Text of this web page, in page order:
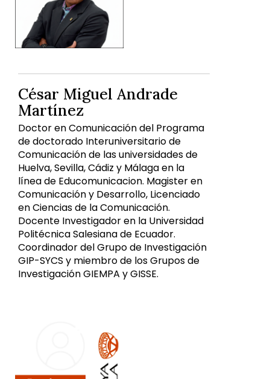
César Miguel Andrade
Martínez
Doctor en Comunicación del Programa
de doctorado Interuniversitario de
Comunicación de las universidades de
Huelva, Sevilla, Cádiz y Málaga en la
línea de Educomunicacion. Magister en
Comunicación y Desarrollo, Licenciado
en Ciencias de la Comunicación.
Docente Investigador en la Universidad
Politécnica Salesiana de Ecuador.
Coordinador del Grupo de Investigación
GIP-SYCS y miembro de los Grupos de
Investigación GIEMPA y GISSE.